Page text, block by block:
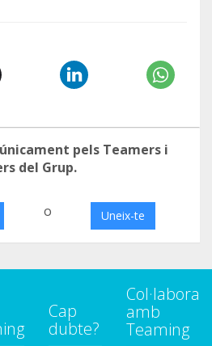
pels Teamers i
del Grup.
o Uneix-te
Cap
dubte?
Col·labora
amb
Teaming